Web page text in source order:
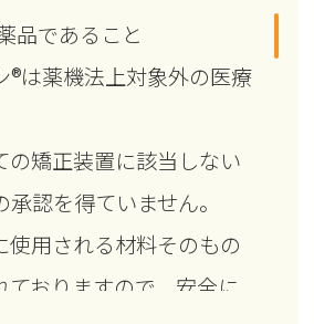
す。
に、歯の表面に小さな亀
、補綴物の一部が破損
ます。
後に、保定装置を使用し
生じる可能性が高くなり
品であること
®は薬機法上対象外の医療
の矯正装置に該当しない
認を得ていません。
使用される材料そのもの
ておりますので、安全に